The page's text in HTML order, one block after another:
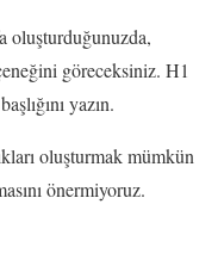
oluşturduğunuzda,
göreceksiniz. H1
yazın.
oluşturmak mümkün
önermiyoruz.